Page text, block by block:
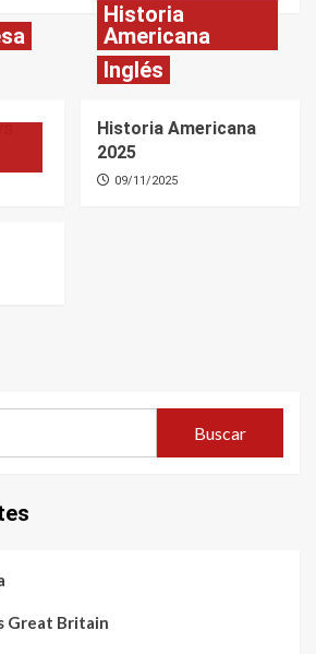
Historia
Americana
Inglés
Historia Americana
2025
09/11/2025
Buscar
Great Britain